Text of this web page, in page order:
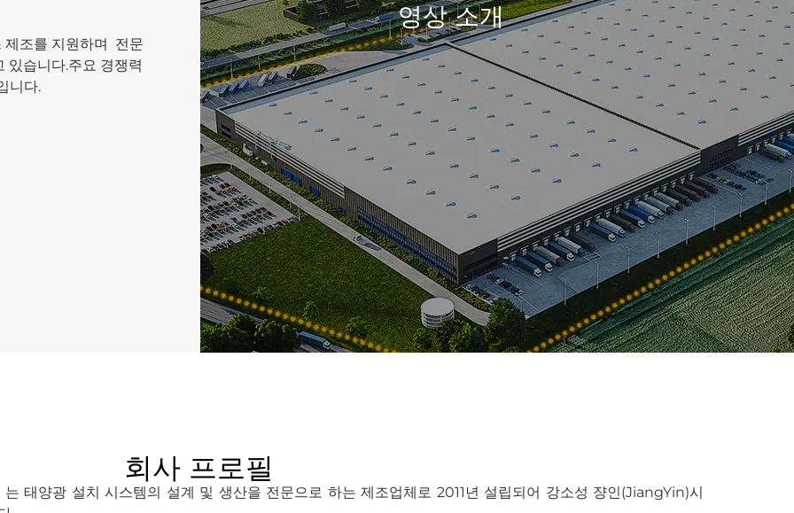
제조를 지원하며 전문
있습니다.주요 경쟁력
니다.
영상 소개
회사 프로필
양광 설치 시스템의 설계 및 생산을 전문으로 하는 제조업체로 2011년 설립되어 강소성 쟝인(JiangYin)시